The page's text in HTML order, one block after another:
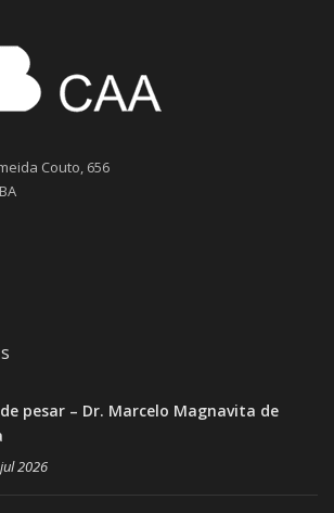
Couto, 656
pesar – Dr. Marcelo Magnavita de
2026